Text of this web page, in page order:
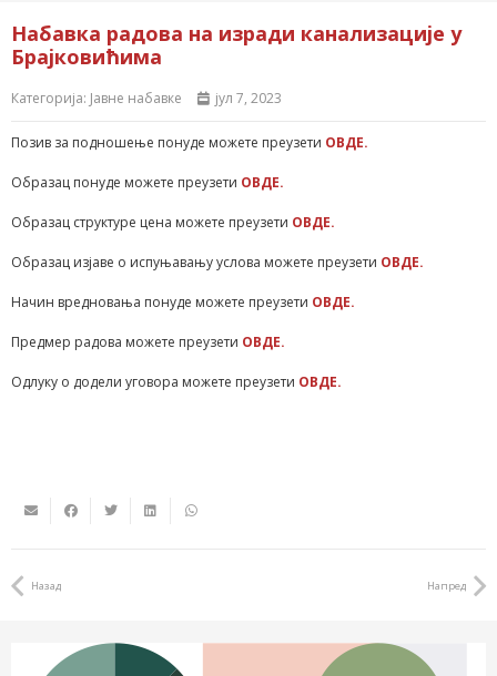
Набавка радова на изради канализације у
Брајковићима
Категорија: Јавне набавке јул 7, 2023
Позив за подношење понуде можете преузети ОВДЕ.
Образац понуде можете преузети ОВДЕ.
Образац структуре цена можете преузети ОВДЕ.
Образац изјаве о испуњавању услова можете преузети ОВДЕ.
Начин вредновања понуде можете преузети ОВДЕ.
Предмер радова можете преузети ОВДЕ.
Одлуку о додели уговора можете преузети ОВДЕ.
Назад Напред